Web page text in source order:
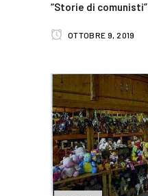
“Storie di comunisti”
OTTOBRE 9, 2019